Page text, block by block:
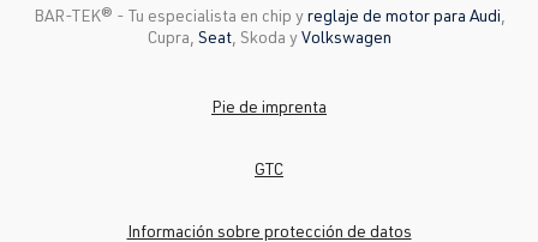
BAR-TEK®️ - Tu especialista en chip yreglaje de motor para Audi
Cupra, Seat, Skoda yVolkswagen
Pie de imprenta
GTC
Información sobre protección de datos